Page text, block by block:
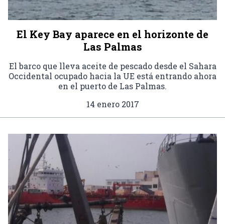
El Key Bay aparece en el horizonte de
Las Palmas
El barco que lleva aceite de pescado desde el Sahara
Occidental ocupado hacia la UE está entrando ahora
en el puerto de Las Palmas.
14 enero 2017